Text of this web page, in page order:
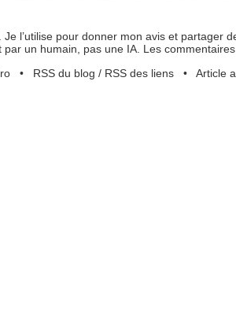
l’utilise pour donner mon avis et partager
un humain, pas une IA. Les
• RSS du blog / RSS des liens• Article